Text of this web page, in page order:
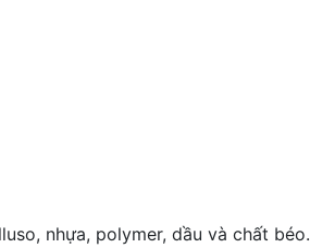
nhựa, polymer, dầu và chất béo.